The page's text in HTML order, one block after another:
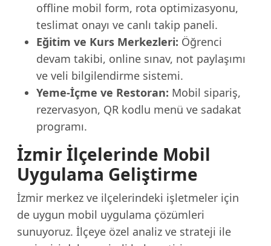
offline mobil form, rota optimizasyonu,
teslimat onayı ve canlı takip paneli.
Eğitim ve Kurs Merkezleri: Öğrenci
devam takibi, online sınav, not paylaşımı
ve veli bilgilendirme sistemi.
Yeme-İçme ve Restoran: Mobil sipariş,
rezervasyon, QR kodlu menü ve sadakat
programı.
İzmir İlçelerinde Mobil
Uygulama Geliştirme
İzmir merkez ve ilçelerindeki işletmeler için
de uygun mobil uygulama çözümleri
sunuyoruz. İlçeye özel analiz ve strateji ile